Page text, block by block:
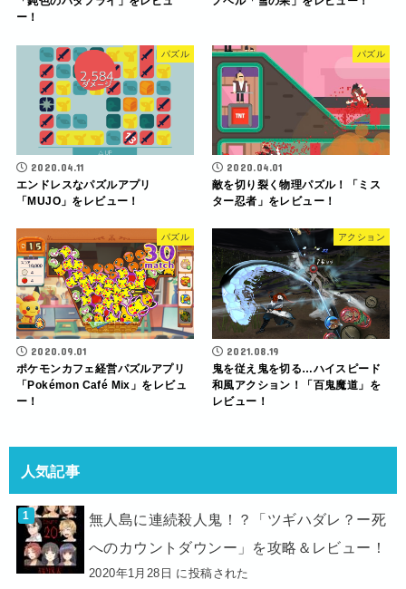
ー！
パズル
2020.04.11
エンドレスなパズルアプリ
「MUJO」をレビュー！
パズル
2020.04.01
敵を切り裂く物理パズル！「ミス
ター忍者」をレビュー！
パズル
2020.09.01
ポケモンカフェ経営パズルアプリ
「Pokémon Café Mix」をレビュ
ー！
アクション
2021.08.19
鬼を従え鬼を切る…ハイスピード
和風アクション！「百鬼魔道」を
レビュー！
人気記事
無人島に連続殺人鬼！？「ツギハダレ？ー死
へのカウントダウンー」を攻略＆レビュー！
2020年1月28日 に投稿された